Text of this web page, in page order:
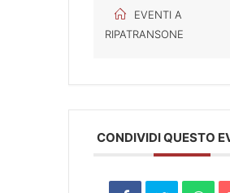
EVENTI A
RIPATRANSONE
CONDIVIDI QUESTO